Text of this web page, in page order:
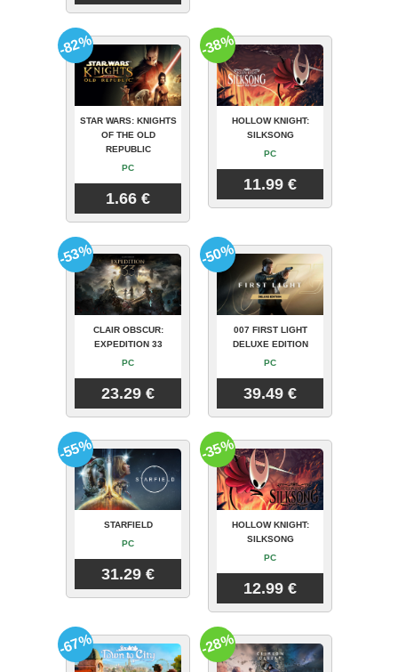
STAR WARS: KNIGHTS
OF THE OLD
REPUBLIC
PC
1.66 €
-82%
HOLLOW KNIGHT:
SILKSONG
PC
11.99 €
-38%
CLAIR OBSCUR:
EXPEDITION 33
PC
23.29 €
-53%
007 FIRST LIGHT
DELUXE EDITION
PC
39.49 €
-50%
STARFIELD
PC
31.29 €
-55%
HOLLOW KNIGHT:
SILKSONG
PC
12.99 €
-35%
-67% -28%